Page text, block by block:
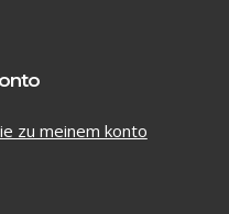
zu meinem konto